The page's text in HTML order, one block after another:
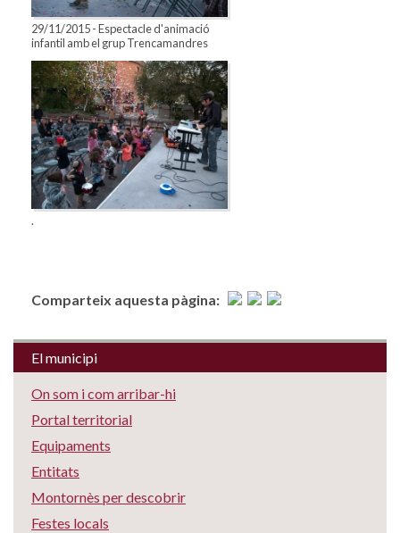
29/11/2015 - Espectacle d'animació
infantil amb el grup Trencamandres
.
Comparteix aquesta pàgina:
El municipi
On som i com arribar-hi
Portal territorial
Equipaments
Entitats
Montornès per descobrir
Festes locals